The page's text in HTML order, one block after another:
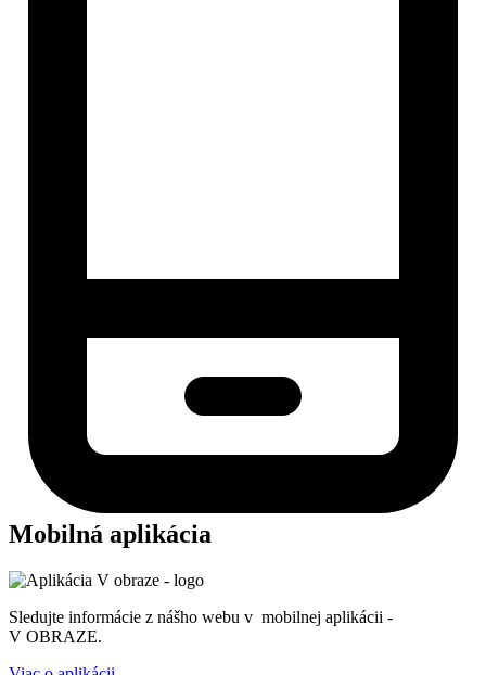
Mobilná aplikácia
Sledujte informácie z nášho webu v mobilnej aplikácii -
V OBRAZE.